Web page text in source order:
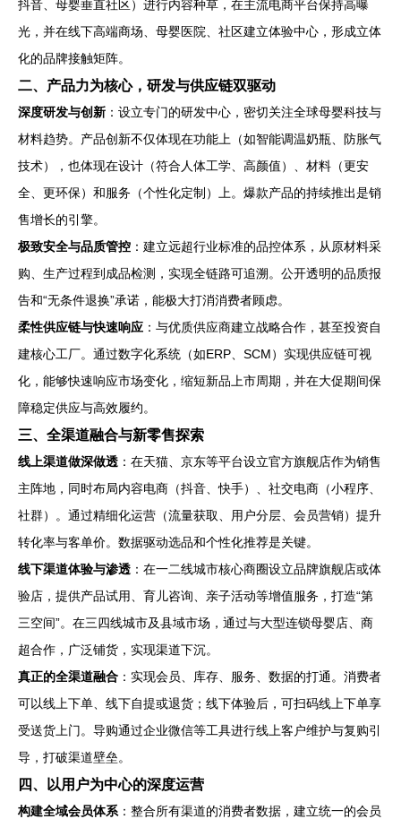
抖音、母婴垂直社区）进行内容种草，在主流电商平台保持高曝
光，并在线下高端商场、母婴医院、社区建立体验中心，形成立体
化的品牌接触矩阵。
二、产品力为核心，研发与供应链双驱动
深度研发与创新 ：设立专门的研发中心，密切关注全球母婴科技与
材料趋势。产品创新不仅体现在功能上（如智能调温奶瓶、防胀气
技术），也体现在设计（符合人体工学、高颜值）、材料（更安
全、更环保）和服务（个性化定制）上。爆款产品的持续推出是销
售增长的引擎。
极致安全与品质管控 ：建立远超行业标准的品控体系，从原材料采
购、生产过程到成品检测，实现全链路可追溯。公开透明的品质报
告和“无条件退换”承诺，能极大打消消费者顾虑。
柔性供应链与快速响应 ：与优质供应商建立战略合作，甚至投资自
建核心工厂。通过数字化系统（如ERP、SCM）实现供应链可视
化，能够快速响应市场变化，缩短新品上市周期，并在大促期间保
障稳定供应与高效履约。
三、全渠道融合与新零售探索
线上渠道做深做透 ：在天猫、京东等平台设立官方旗舰店作为销售
主阵地，同时布局内容电商（抖音、快手）、社交电商（小程序、
社群）。通过精细化运营（流量获取、用户分层、会员营销）提升
转化率与客单价。数据驱动选品和个性化推荐是关键。
线下渠道体验与渗透 ：在一二线城市核心商圈设立品牌旗舰店或体
验店，提供产品试用、育儿咨询、亲子活动等增值服务，打造“第
三空间”。在三四线城市及县域市场，通过与大型连锁母婴店、商
超合作，广泛铺货，实现渠道下沉。
真正的全渠道融合 ：实现会员、库存、服务、数据的打通。消费者
可以线上下单、线下自提或退货；线下体验后，可扫码线上下单享
受送货上门。导购通过企业微信等工具进行线上客户维护与复购引
导，打破渠道壁垒。
四、以用户为中心的深度运营
构建全域会员体系 ：整合所有渠道的消费者数据，建立统一的会员